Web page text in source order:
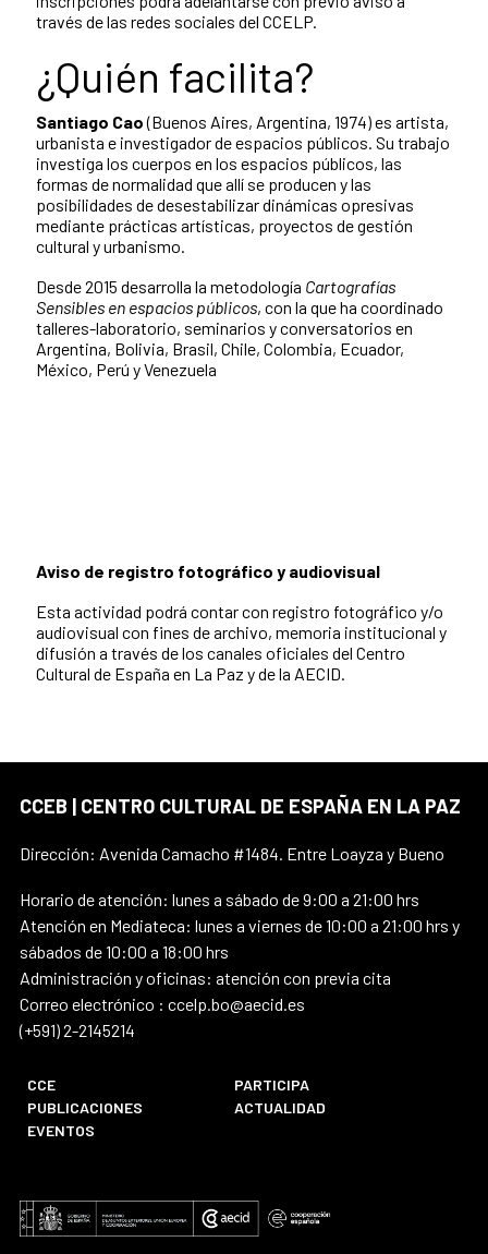
través de las redes sociales del CCELP.
¿Quién facilita?
Santiago Cao(Buenos Aires, Argentina, 1974) es artista,
urbanista e investigador de espacios públicos. Su trabajo
investiga los cuerpos en los espacios públicos, las
formas de normalidad que allí se producen y las
posibilidades de desestabilizar dinámicas opresivas
mediante prácticas artísticas, proyectos de gestión
cultural y urbanismo.
Desde 2015 desarrolla la metodología Cartografías
Sensibles en espacios públicos, con la que ha coordinado
talleres-laboratorio, seminarios y conversatorios en
Argentina, Bolivia, Brasil, Chile, Colombia, Ecuador,
México, Perú y Venezuela
Aviso de registro fotográfico y audiovisual
Esta actividad podrá contar con registro fotográfico y/o
audiovisual con fines de archivo, memoria institucional y
difusión a través de los canales oficiales del Centro
Cultural de España en La Paz y de la AECID.
CCEB | CENTRO CULTURAL DE ESPAÑA EN LA PAZ
Dirección: Avenida Camacho #1484. Entre Loayza y Bueno
Horario de atención: lunes a sábado de 9:00 a 21:00 hrs
Atención en Mediateca: lunes a viernes de 10:00 a 21:00 hrs y
sábados de 10:00 a 18:00 hrs
Administración y oficinas: atención con previa cita
Correo electrónico : ccelp.bo@aecid.es
(+591) 2-2145214
CCE
PARTICIPA
PUBLICACIONES
ACTUALIDAD
EVENTOS